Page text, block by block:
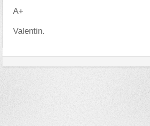
A+
Valentin.